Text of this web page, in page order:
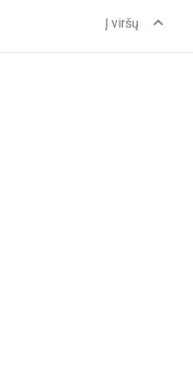
Į viršų expand_less